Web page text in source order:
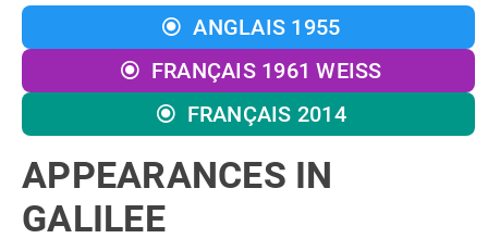
ANGLAIS 1955
FRANÇAIS 1961 WEISS
FRANÇAIS 2014
APPEARANCES IN
GALILEE